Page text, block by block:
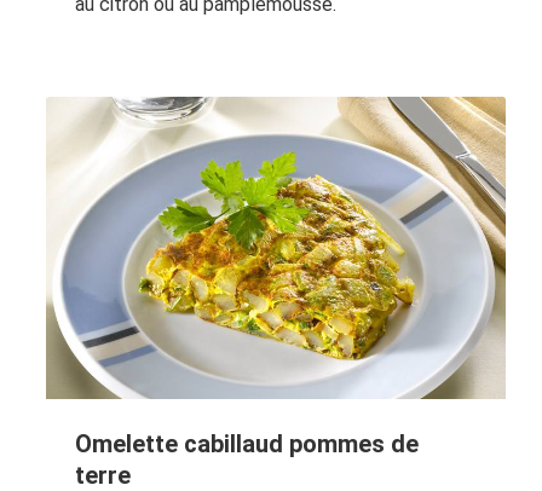
Omelette cabillaud pommes de
terre